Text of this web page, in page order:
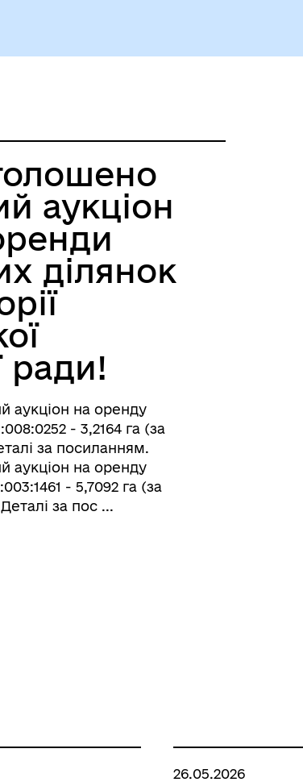
аукціон
ділянок
ради!
аукціон на оренду
- 3,2164 га (за
за посиланням.
аукціон на оренду
- 5,7092 га (за
за пос ...
26.05.2026